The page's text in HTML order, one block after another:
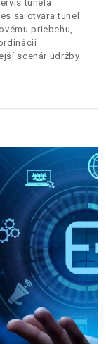
tunela
sa otvára tunel
priebehu,
scenár údržby